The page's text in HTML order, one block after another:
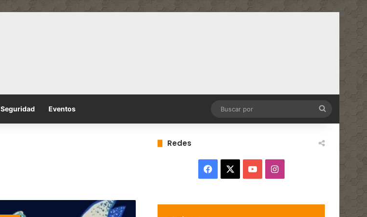
Seguridad Eventos
por
Redes
Facebook YouTubeInstagram